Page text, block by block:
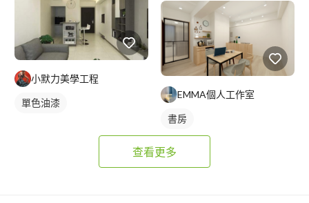
小默力美學工程
單色油漆
EMMA個人工作室
書房
查看更多